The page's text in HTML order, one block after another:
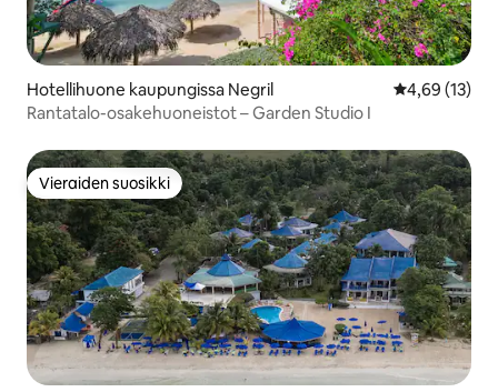
Hotellihuone kaupungissa Negril
4,69 (13)
Rantatalo-osakehuoneistot – Garden Studio I
Vieraiden suosikki
Vieraiden suosikki